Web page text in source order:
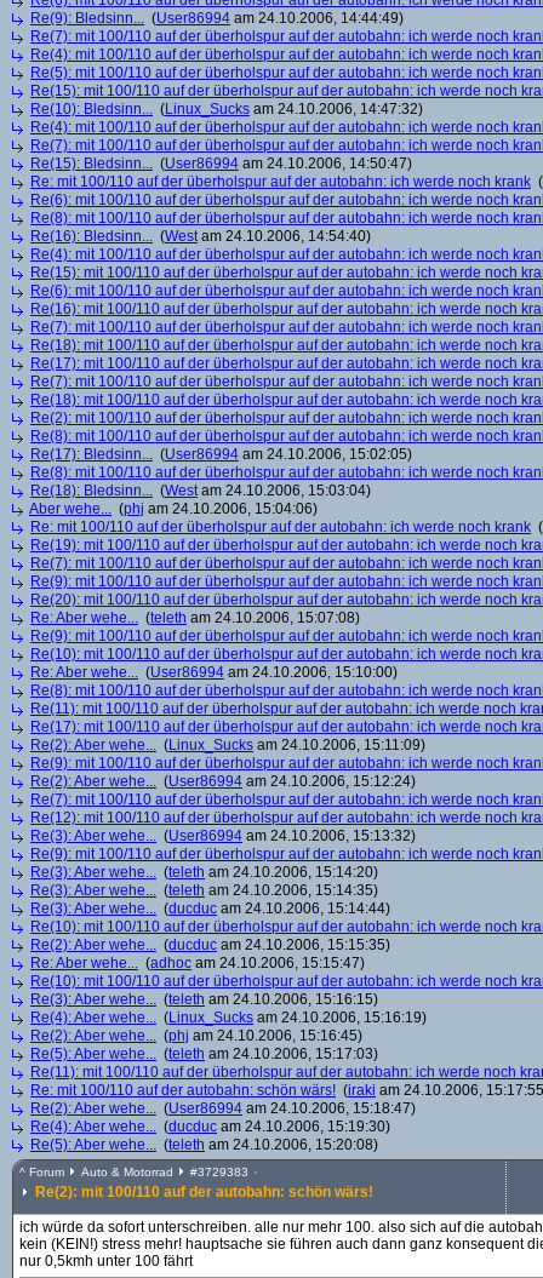
Re(9): Bledsinn... (User86994 am 24.10.2006, 14:44:49)
Re(7): mit 100/110 auf der überholspur auf der autobahn: ich werde noch
Re(4): mit 100/110 auf der überholspur auf der autobahn: ich werde noch
Re(5): mit 100/110 auf der überholspur auf der autobahn: ich werde noch
Re(15): mit 100/110 auf der überholspur auf der autobahn: ich werde noch
Re(10): Bledsinn... (Linux_Sucks am 24.10.2006, 14:47:32)
Re(4): mit 100/110 auf der überholspur auf der autobahn: ich werde noch
Re(7): mit 100/110 auf der überholspur auf der autobahn: ich werde noch
Re(15): Bledsinn... (User86994 am 24.10.2006, 14:50:47)
Re: mit 100/110 auf der überholspur auf der autobahn: ich werde noch krank (
Re(6): mit 100/110 auf der überholspur auf der autobahn: ich werde noch
Re(8): mit 100/110 auf der überholspur auf der autobahn: ich werde noch
Re(16): Bledsinn... (Westam 24.10.2006, 14:54:40)
Re(4): mit 100/110 auf der überholspur auf der autobahn: ich werde noch
Re(15): mit 100/110 auf der überholspur auf der autobahn: ich werde noch
Re(6): mit 100/110 auf der überholspur auf der autobahn: ich werde noch
Re(16): mit 100/110 auf der überholspur auf der autobahn: ich werde noch
Re(7): mit 100/110 auf der überholspur auf der autobahn: ich werde noch
Re(18): mit 100/110 auf der überholspur auf der autobahn: ich werde noch
Re(17): mit 100/110 auf der überholspur auf der autobahn: ich werde noch
Re(7): mit 100/110 auf der überholspur auf der autobahn: ich werde noch
Re(18): mit 100/110 auf der überholspur auf der autobahn: ich werde noch
Re(2): mit 100/110 auf der überholspur auf der autobahn: ich werde noch
Re(8): mit 100/110 auf der überholspur auf der autobahn: ich werde noch
Re(17): Bledsinn... (User86994 am 24.10.2006, 15:02:05)
Re(8): mit 100/110 auf der überholspur auf der autobahn: ich werde noch
Re(18): Bledsinn... (Westam 24.10.2006, 15:03:04)
Aber wehe... (phj am 24.10.2006, 15:04:06)
Re: mit 100/110 auf der überholspur auf der autobahn: ich werde noch krank (
Re(19): mit 100/110 auf der überholspur auf der autobahn: ich werde noch
Re(7): mit 100/110 auf der überholspur auf der autobahn: ich werde noch
Re(9): mit 100/110 auf der überholspur auf der autobahn: ich werde noch
Re(20): mit 100/110 auf der überholspur auf der autobahn: ich werde noch
Re: Aber wehe... (teleth am 24.10.2006, 15:07:08)
Re(9): mit 100/110 auf der überholspur auf der autobahn: ich werde noch
Re(10): mit 100/110 auf der überholspur auf der autobahn: ich werde noch
Re: Aber wehe... (User86994 am 24.10.2006, 15:10:00)
Re(8): mit 100/110 auf der überholspur auf der autobahn: ich werde noch
Re(11): mit 100/110 auf der überholspur auf der autobahn: ich werde noch
Re(17): mit 100/110 auf der überholspur auf der autobahn: ich werde noch
Re(2): Aber wehe... (Linux_Sucks am 24.10.2006, 15:11:09)
Re(9): mit 100/110 auf der überholspur auf der autobahn: ich werde noch
Re(2): Aber wehe... (User86994 am 24.10.2006, 15:12:24)
Re(7): mit 100/110 auf der überholspur auf der autobahn: ich werde noch
Re(12): mit 100/110 auf der überholspur auf der autobahn: ich werde noch
Re(3): Aber wehe... (User86994 am 24.10.2006, 15:13:32)
Re(9): mit 100/110 auf der überholspur auf der autobahn: ich werde noch
Re(3): Aber wehe... (teleth am 24.10.2006, 15:14:20)
Re(3): Aber wehe... (teleth am 24.10.2006, 15:14:35)
Re(3): Aber wehe... (ducduc am 24.10.2006, 15:14:44)
Re(10): mit 100/110 auf der überholspur auf der autobahn: ich werde noch
Re(2): Aber wehe... (ducduc am 24.10.2006, 15:15:35)
Re: Aber wehe... (adhoc am 24.10.2006, 15:15:47)
Re(10): mit 100/110 auf der überholspur auf der autobahn: ich werde noch
Re(3): Aber wehe... (teleth am 24.10.2006, 15:16:15)
Re(4): Aber wehe... (Linux_Sucks am 24.10.2006, 15:16:19)
Re(2): Aber wehe... (phj am 24.10.2006, 15:16:45)
Re(5): Aber wehe... (teleth am 24.10.2006, 15:17:03)
Re(11): mit 100/110 auf der überholspur auf der autobahn: ich werde noch
Re: mit 100/110 auf der autobahn: schön wärs! (iraki am 24.10.2006,
Re(2): Aber wehe... (User86994 am 24.10.2006, 15:18:47)
Re(4): Aber wehe... (ducduc am 24.10.2006, 15:19:30)
Re(5): Aber wehe... (teleth am 24.10.2006, 15:20:08)
^ Forum Auto & Motorrad #3729383
Re(2): mit 100/110 auf der autobahn: schön wärs!
ich würde da sofort unterschreiben. alle nur mehr 100. also sich auf die
kein (KEIN!) stress mehr! hauptsache sie führen auch dann ganz konsequent
nur 0,5kmh unter 100 fährt